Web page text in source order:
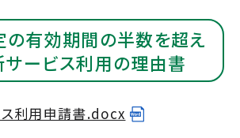
有効期間の半数を超え
ービス利用の理由書
利用申請書.docx